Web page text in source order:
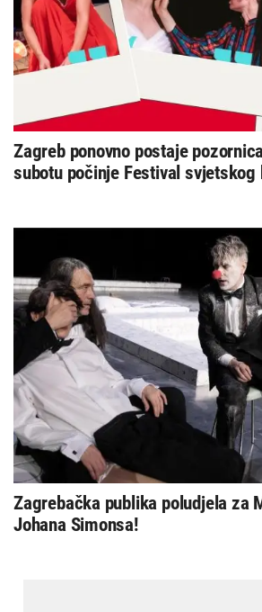
Zagreb ponovno postaje
subotu počinje Festival
Zagrebačka publika poludjela za
Johana Simonsa!